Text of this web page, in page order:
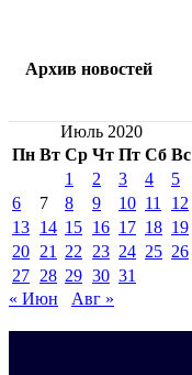
Архив новостей
Июль 2020
Пн Вт Ср Чт Пт Сб Вс
1
2 3 4
5
6
7 8 9 10 11
12
13 14 15 16 17 18 19
20 21 22 23 24 25 26
27 28 29 30 31
« Июн
Авг »